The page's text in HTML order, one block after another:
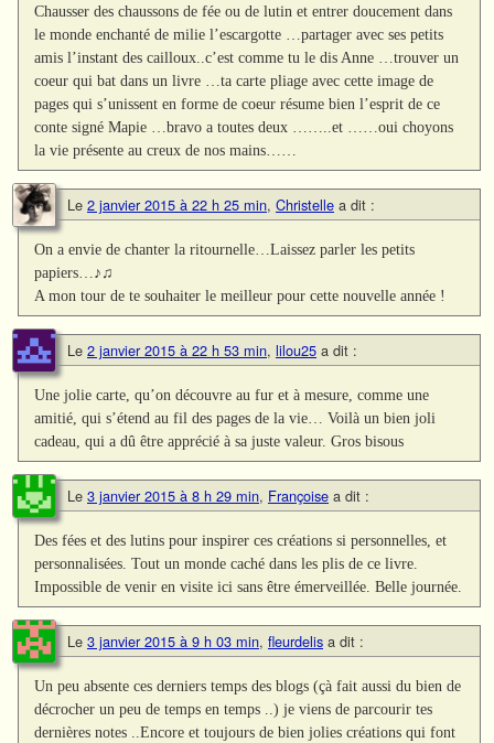
Chausser des chaussons de fée ou de lutin et entrer doucement dans
le monde enchanté de milie l’escargotte …partager avec ses petits
amis l’instant des cailloux..c’est comme tu le dis Anne …trouver un
coeur qui bat dans un livre …ta carte pliage avec cette image de
pages qui s’unissent en forme de coeur résume bien l’esprit de ce
conte signé Mapie …bravo a toutes deux ……..et ……oui choyons
la vie présente au creux de nos mains……
Le 2 janvier 2015 à 22 h 25 min, Christelle a dit :
On a envie de chanter la ritournelle…Laissez parler les petits
papiers…♪♫
A mon tour de te souhaiter le meilleur pour cette nouvelle année !
Le 2 janvier 2015 à 22 h 53 min, lilou25 a dit :
Une jolie carte, qu’on découvre au fur et à mesure, comme une
amitié, qui s’étend au fil des pages de la vie… Voilà un bien joli
cadeau, qui a dû être apprécié à sa juste valeur. Gros bisous
Le 3 janvier 2015 à 8 h 29 min, Françoise a dit :
Des fées et des lutins pour inspirer ces créations si personnelles, et
personnalisées. Tout un monde caché dans les plis de ce livre.
Impossible de venir en visite ici sans être émerveillée. Belle journée.
Le 3 janvier 2015 à 9 h 03 min, fleurdelis a dit :
Un peu absente ces derniers temps des blogs (çà fait aussi du bien de
décrocher un peu de temps en temps ..) je viens de parcourir tes
dernières notes ..Encore et toujours de bien jolies créations qui font